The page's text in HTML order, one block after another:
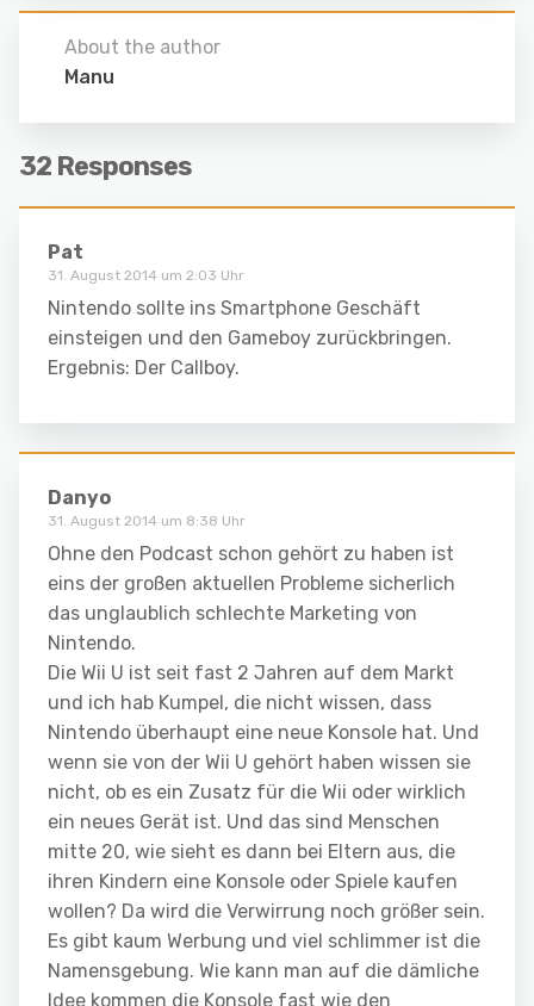
About the author
Manu
32 Responses
Pat
31. August 2014 um 2:03 Uhr
Nintendo sollte ins Smartphone Geschäft
einsteigen und den Gameboy zurückbringen.
Ergebnis: Der Callboy.
Danyo
31. August 2014 um 8:38 Uhr
Ohne den Podcast schon gehört zu haben ist
eins der großen aktuellen Probleme sicherlich
das unglaublich schlechte Marketing von
Nintendo.
Die Wii U ist seit fast 2 Jahren auf dem Markt
und ich hab Kumpel, die nicht wissen, dass
Nintendo überhaupt eine neue Konsole hat. Und
wenn sie von der Wii U gehört haben wissen sie
nicht, ob es ein Zusatz für die Wii oder wirklich
ein neues Gerät ist. Und das sind Menschen
mitte 20, wie sieht es dann bei Eltern aus, die
ihren Kindern eine Konsole oder Spiele kaufen
wollen? Da wird die Verwirrung noch größer sein.
Es gibt kaum Werbung und viel schlimmer ist die
Namensgebung. Wie kann man auf die dämliche
Idee kommen die Konsole fast wie den